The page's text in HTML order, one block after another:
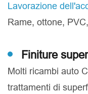
Lavorazione
Rame, ottone,
Finiture
Molti ricambi auto
trattamenti di